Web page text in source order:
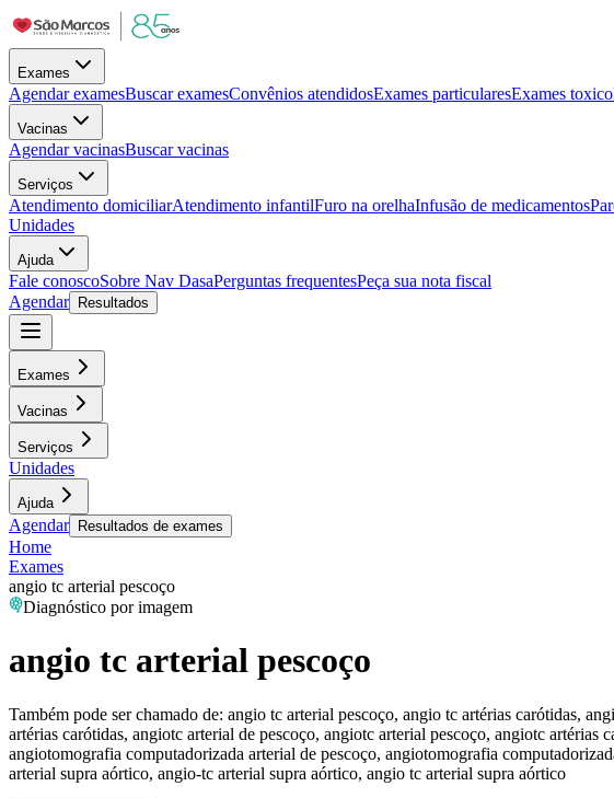
Exames
Agendar examesBuscar examesConvênios atendidosExames particularesExames
Vacinas
Agendar vacinasBuscar vacinas
Serviços
Atendimento domiciliarAtendimento infantilFuro na orelhaInfusão de medicamentos
Unidades
Ajuda
Fale conoscoSobre Nav DasaPerguntas frequentesPeça sua nota fiscal
Agendar
Resultados
Exames
Vacinas
Serviços
Unidades
Ajuda
Agendar Resultados de exames
Home
Exames
angio tc arterial pescoço
Diagnóstico por imagem
angio tc arterial pescoço
Também pode ser chamado de: angio tc arterial pescoço, angio tc artérias carótidas,
artérias carótidas, angiotc arterial de pescoço, angiotc arterial pescoço, angiotc
angiotomografia computadorizada arterial de pescoço, angiotomografia
arterial supra aórtico, angio-tc arterial supra aórtico, angio tc arterial supra aórtico